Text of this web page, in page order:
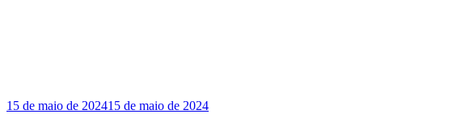
15 de maio de 202415 de maio de 2024